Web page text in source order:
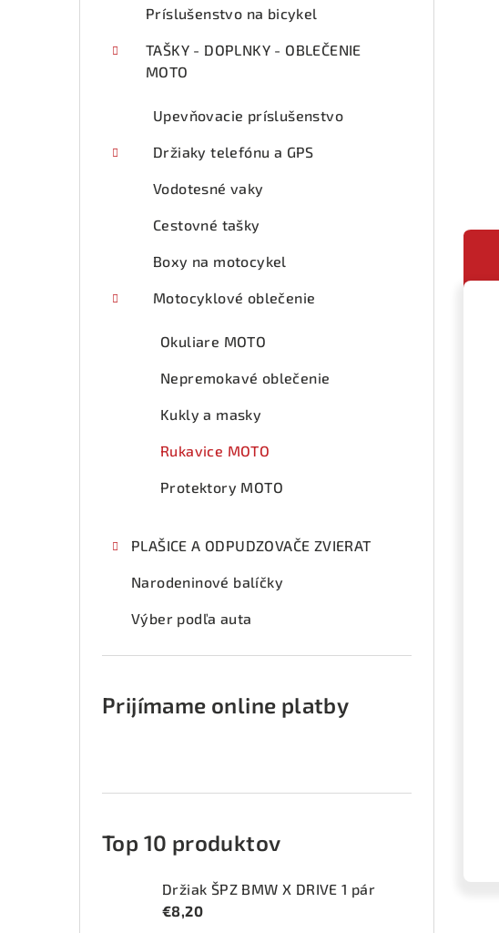
Príslušenstvo na bicykel
TAŠKY - DOPLNKY - OBLEČENIE
MOTO
Upevňovacie príslušenstvo
Držiaky telefónu a GPS
Vodotesné vaky
Cestovné tašky
Boxy na motocykel
Motocyklové oblečenie
Okuliare MOTO
Nepremokavé oblečenie
Kukly a masky
Rukavice MOTO
Protektory MOTO
PLAŠICE A ODPUDZOVAČE ZVIERAT
Narodeninové balíčky
Výber podľa auta
Prijímame online platby
Top 10 produktov
Držiak ŠPZ BMW X DRIVE 1 pár
€8,20